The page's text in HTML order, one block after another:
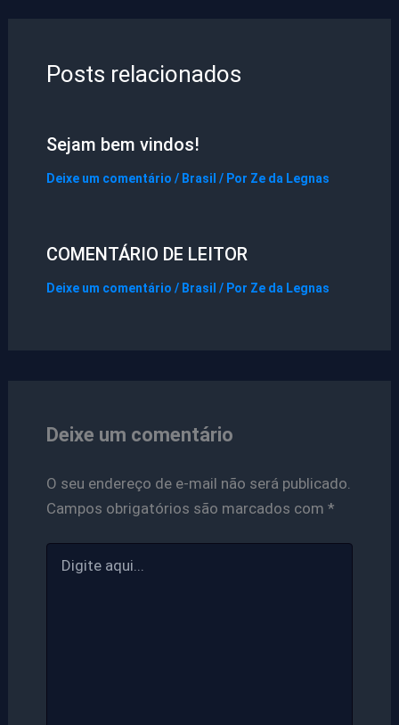
Posts relacionados
Sejam bem vindos!
Deixe um comentário / Brasil / Por Ze da Legnas
COMENTÁRIO DE LEITOR
Deixe um comentário / Brasil / Por Ze da Legnas
Deixe um comentário
O seu endereço de e-mail não será publicado.
Campos obrigatórios são marcados com *
aqui...